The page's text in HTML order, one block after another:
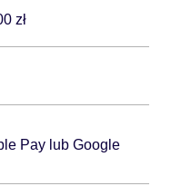
zł
Pay lub Google